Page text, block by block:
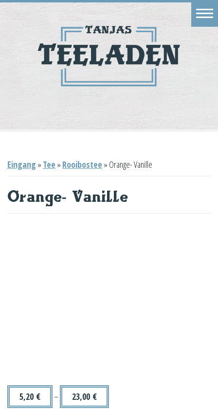
Eingang » Tee » Rooibostee » Orange- Vanille
Orange- Vanille
5,20 € – 23,00 €
Geschäft